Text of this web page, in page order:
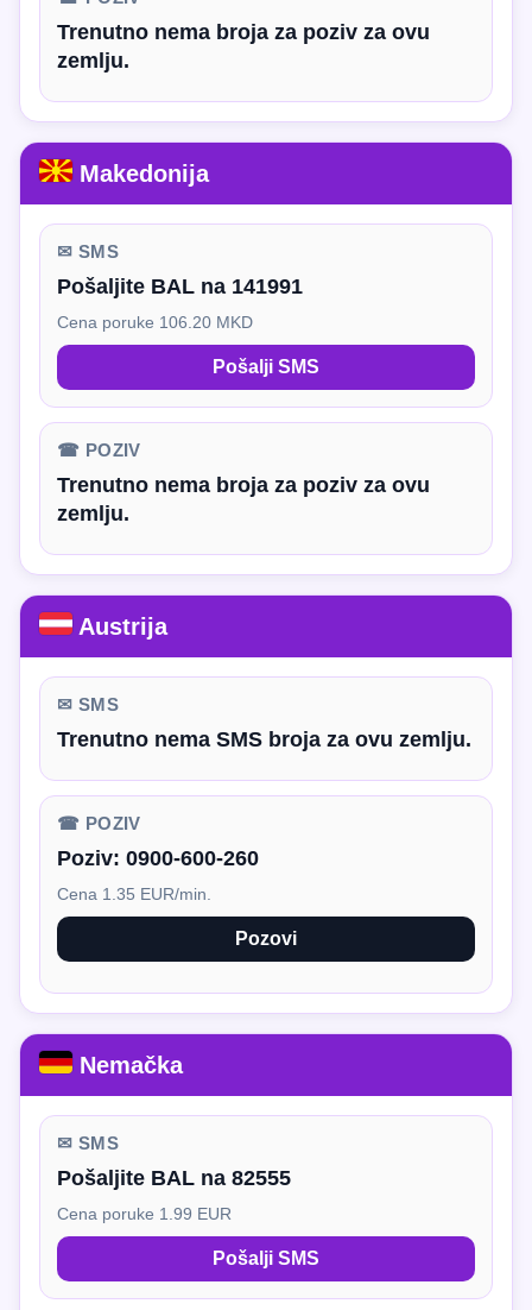
Trenutno nema broja za poziv za ovu
zemlju.
Makedonija
✉ SMS
Pošaljite BAL na 141991
Cena poruke 106.20 MKD
Pošalji SMS
☎ POZIV
Trenutno nema broja za poziv za ovu
zemlju.
Austrija
✉ SMS
Trenutno nema SMS broja za ovu zemlju.
☎ POZIV
Poziv: 0900-600-260
Cena 1.35 EUR/min.
Pozovi
Nemačka
✉ SMS
Pošaljite BAL na 82555
Cena poruke 1.99 EUR
Pošalji SMS